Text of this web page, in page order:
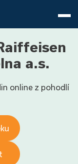
a.s.
online z pohodlí